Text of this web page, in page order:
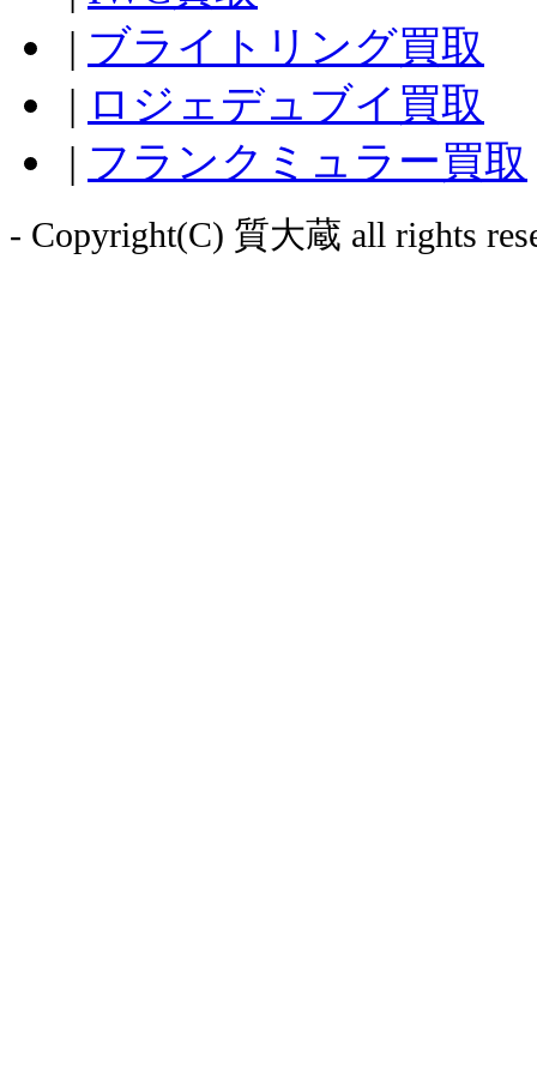
| ブライトリング買取
| ロジェデュブイ買取
| フランクミュラー買取
- Copyright(C) 質大蔵 all rights